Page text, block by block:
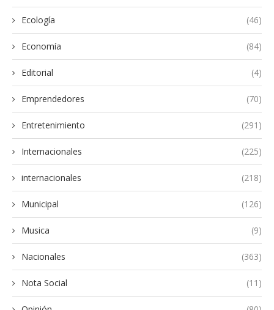
Ecología (46)
Economía (84)
Editorial (4)
Emprendedores (70)
Entretenimiento (291)
Internacionales (225)
internacionales (218)
Municipal (126)
Musica (9)
Nacionales (363)
Nota Social (11)